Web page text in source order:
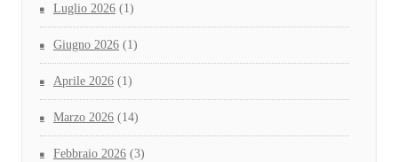
Luglio 2026 (1)
Giugno 2026 (1)
Aprile 2026 (1)
Marzo 2026 (14)
Febbraio 2026 (3)